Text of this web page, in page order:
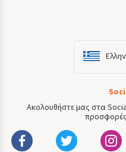
Ακολουθήστε μας στα